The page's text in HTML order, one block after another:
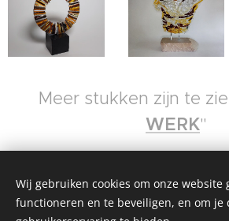
Meer stukken zijn te
WERK"
Wij gebruiken cookies om onze website
functioneren en te beveiligen, en om je